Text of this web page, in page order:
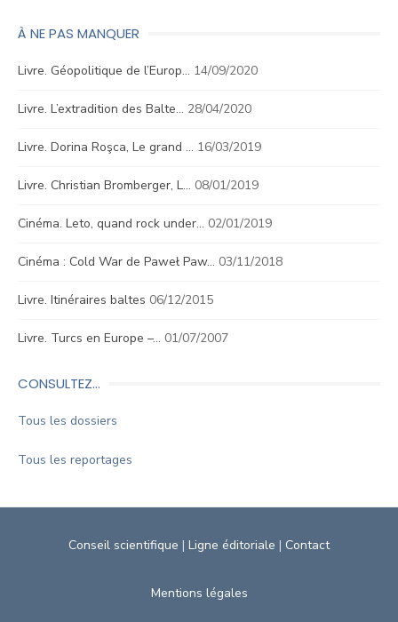
À NE PAS MANQUER
Livre. Géopolitique de l’Europ… 14/09/2020
Livre. L’extradition des Balte… 28/04/2020
Livre. Dorina Roşca, Le grand … 16/03/2019
Livre. Christian Bromberger, L… 08/01/2019
Cinéma. Leto, quand rock under… 02/01/2019
Cinéma : Cold War de Paweł Paw… 03/11/2018
Livre. Itinéraires baltes 06/12/2015
Livre. Turcs en Europe –… 01/07/2007
CONSULTEZ…
Tous les dossiers
Tous les reportages
Conseil scientifique | Ligne éditoriale | Contact
Mentions légales